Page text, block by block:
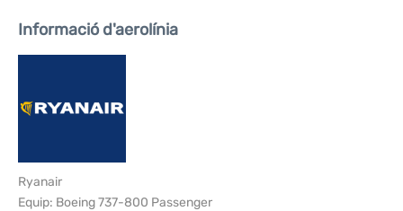
Informació d'aerolínia
Ryanair
Equip: Boeing 737-800 Passenger